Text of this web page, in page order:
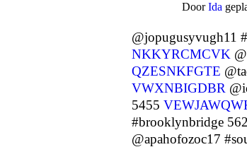
DoorIda
@jopugusyvugh11
NKKYRCMCVK
QZESNKFGTE
VWXNBIGDBR
5455
#brooklynbridge
@apahofozoc17